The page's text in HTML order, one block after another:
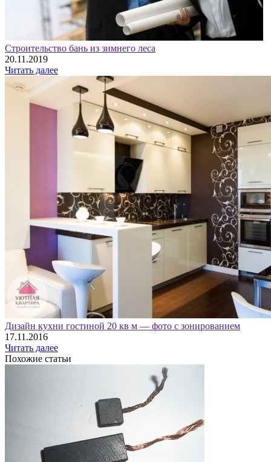
Строительство бань из зимнего леса
20.11.2019
Читать далее
Дизайн кухни гостиной 20 кв м — фото с зонированием
17.11.2016
Читать далее
Похожие статьи